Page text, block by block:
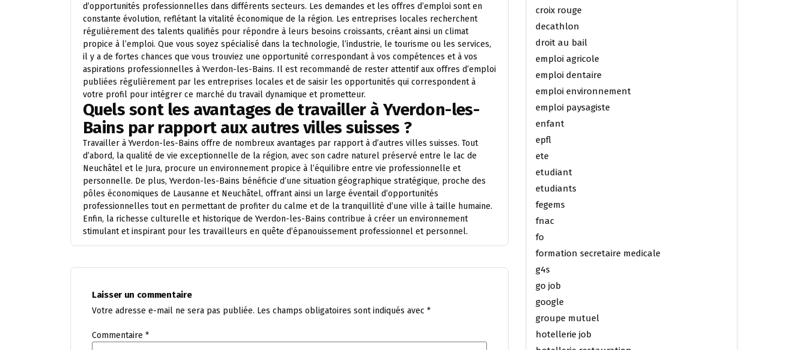
d’opportunités professionnelles dans différents secteurs. Les demandes et les offres d’emploi sont en
constante évolution, reflétant la vitalité économique de la région. Les entreprises locales recherchent
régulièrement des talents qualifiés pour répondre à leurs besoins croissants, créant ainsi un climat
propice à l’emploi. Que vous soyez spécialisé dans la technologie, l’industrie, le tourisme ou les services,
il y a de fortes chances que vous trouviez une opportunité correspondant à vos compétences et à vos
aspirations professionnelles à Yverdon-les-Bains. Il est recommandé de rester attentif aux offres d’emploi
publiées régulièrement par les entreprises locales et de saisir les opportunités qui correspondent à
votre profil pour intégrer ce marché du travail dynamique et prometteur.
Quels sont les avantages de travailler à Yverdon-les-
Bains par rapport aux autres villes suisses ?
Travailler à Yverdon-les-Bains offre de nombreux avantages par rapport à d’autres villes suisses. Tout
d’abord, la qualité de vie exceptionnelle de la région, avec son cadre naturel préservé entre le lac de
Neuchâtel et le Jura, procure un environnement propice à l’équilibre entre vie professionnelle et
personnelle. De plus, Yverdon-les-Bains bénéficie d’une situation géographique stratégique, proche des
pôles économiques de Lausanne et Neuchâtel, offrant ainsi un large éventail d’opportunités
professionnelles tout en permettant de profiter du calme et de la tranquillité d’une ville à taille humaine.
Enfin, la richesse culturelle et historique de Yverdon-les-Bains contribue à créer un environnement
stimulant et inspirant pour les travailleurs en quête d’épanouissement professionnel et personnel.
Laisser un commentaire
Votre adresse e-mail ne sera pas publiée. Les champs obligatoires sont indiqués avec *
Commentaire *
croix rouge
decathlon
droit au bail
emploi agricole
emploi dentaire
emploi environnement
emploi paysagiste
enfant
epfl
ete
etudiant
etudiants
fegems
fnac
fo
formation secretaire medicale
g4s
go job
google
groupe mutuel
hotellerie job